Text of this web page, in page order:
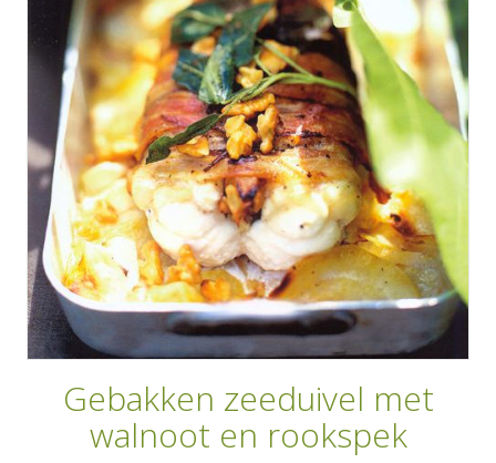
AANMELDEN
RECEPTEN
WEEKMENU'S
KOOKBOEKEN
Gebakken zeeduivel met
walnoot en rookspek